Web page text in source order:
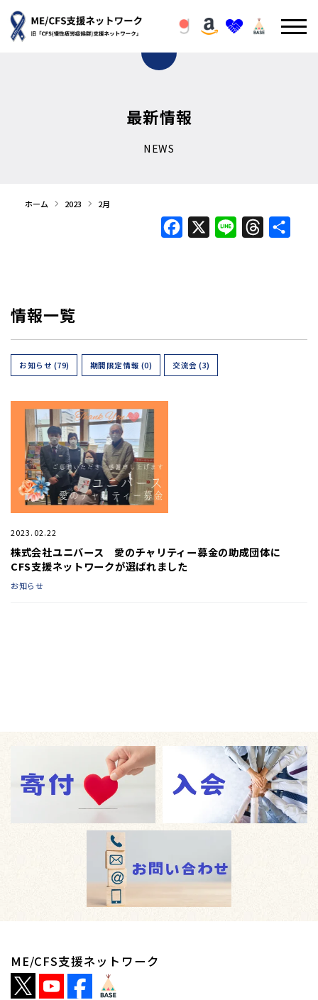
最新情報
NEWS
ホーム 2023 2月
Facebook Line Threads
情報一覧
お知らせ (79) 期間限定情報 (0) 交流会 (3)
2023.02.22
株式会社ユニバース 愛のチャリティー募金の助成団体に
CFS支援ネットワークが選ばれました
お知らせ
ME/CFS支援ネットワーク